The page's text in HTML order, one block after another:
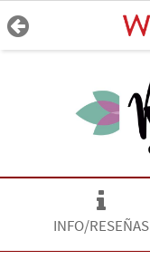
INFO/RESEÑAS